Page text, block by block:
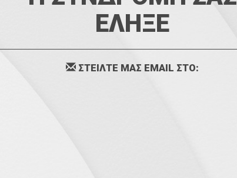
ΕΛΗΞΕ
ΣΤΕΙΛΤΕ ΜΑΣ EMAIL ΣΤΟ: